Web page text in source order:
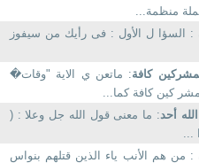
منظمة...
: السؤا ل الأول : فى رأيك من سيفوز
كافة: ماتعن ي الاية "وقات�
كين كافة كما...
أحد: ما معنى قول الله جل وعلا : (
...
: من هم الأنب ياء الذين قتلهم بنواس